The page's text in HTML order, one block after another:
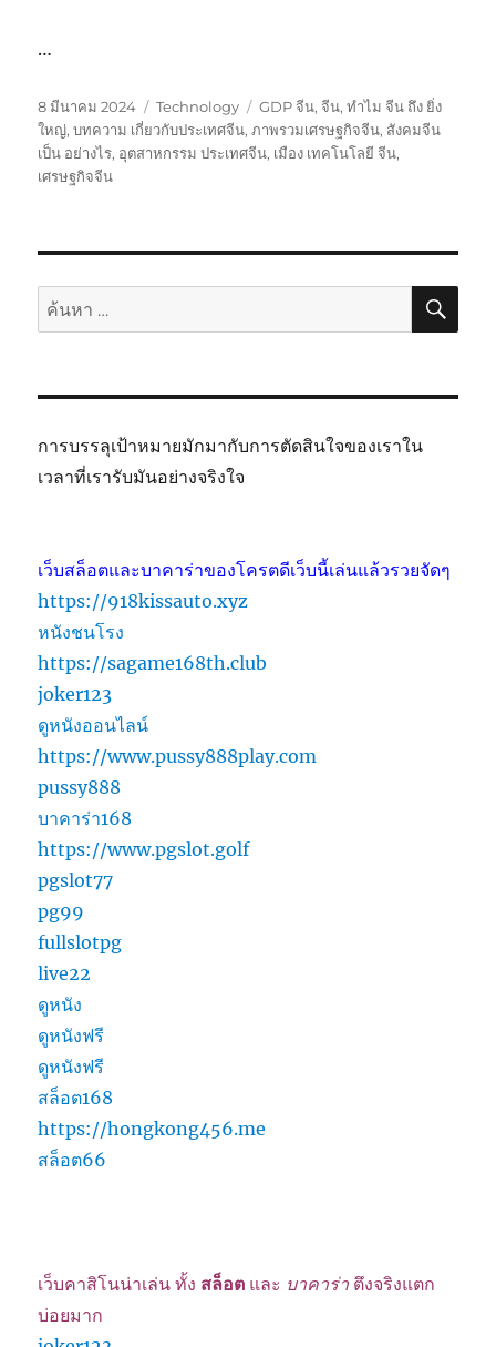
…
เขียน
เมื่อ
8 มีนาคม 2024
หมวด
หมู่
Technology
ป้าย
กำกับ
GDP จีน, จีน,ทำไม จีน ถึง ยิ่ง
ใหญ่,บทความ เกี่ยวกับประเทศจีน,ภาพรวมเศรษฐกิจจีน, สังคมจีน
เป็น อย่างไร, อุตสาหกรรม ประเทศจีน, เมือง เทคโนโลยี จีน,
เศรษฐกิจจีน
ค้นหา: ค้น
การบรรลุเป้าหมายมักมากับการตัดสินใจของเราใน
เวลาที่เรารับมันอย่างจริงใจ
เว็บสล็อตและบาคาร่าของโครตดีเว็บนี้เล่นแล้วรวยจัดๆ
https://918kissauto.xyz
หนังชนโรง
https://sagame168th.club
joker123
ดูหนังออนไลน์
https://www.pussy888play.com
pussy888
บาคาร่า168
https://www.pgslot.golf
pgslot77
pg99
fullslotpg
live22
ดูหนัง
ดูหนังฟรี
ดูหนังฟรี
สล็อต168
https://hongkong456.me
สล็อต66
เว็บคาสิโนน่าเล่น ทั้ง สล็อต และ บาคาร่า ตึงจริงแตก
บ่อยมาก